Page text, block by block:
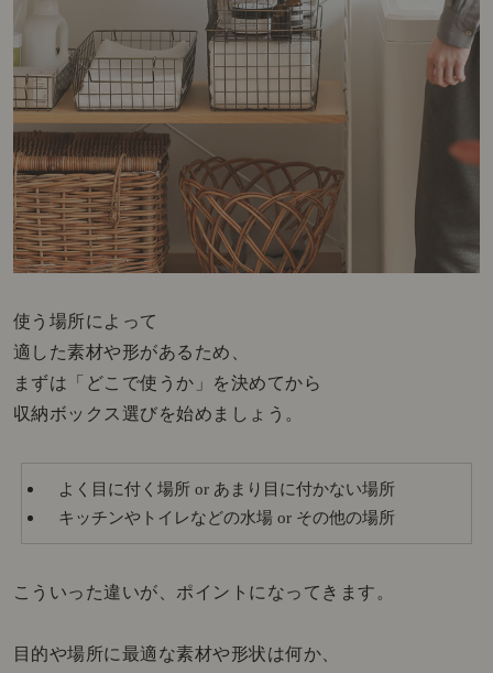
使う場所によって
適した素材や形があるため、
まずは「どこで使うか」を決めてから
収納ボックス選びを始めましょう。
よく目に付く場所 or あまり目に付かない場所
キッチンやトイレなどの水場 or その他の場所
こういった違いが、ポイントになってきます。
目的や場所に最適な素材や形状は何か、